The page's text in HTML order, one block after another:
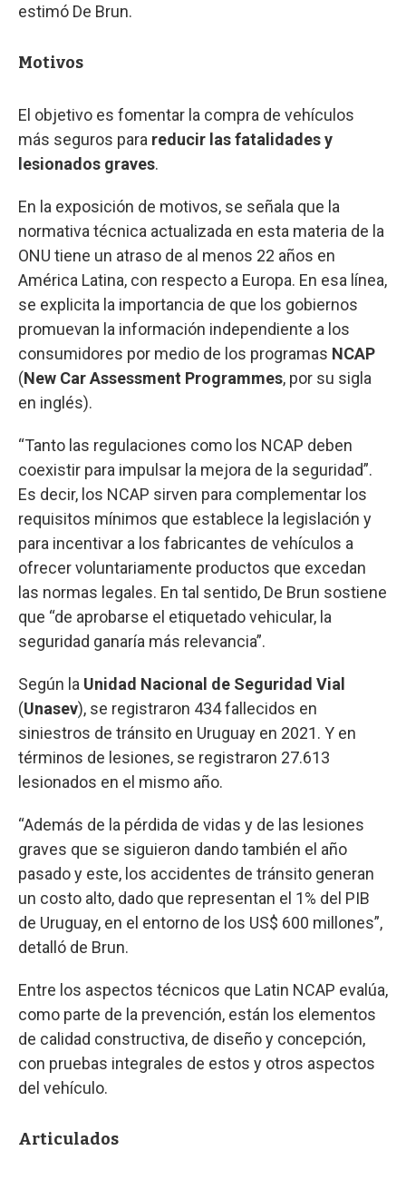
estimó De Brun.
Motivos
El objetivo es fomentar la compra de vehículos
más seguros para reducir las fatalidades y
lesionados graves.
En la exposición de motivos, se señala que la
normativa técnica actualizada en esta materia de la
ONU tiene un atraso de al menos 22 años en
América Latina, con respecto a Europa. En esa línea,
se explicita la importancia de que los gobiernos
promuevan la información independiente a los
consumidores por medio de los programas NCAP
(New Car Assessment Programmes, por su sigla
en inglés).
“Tanto las regulaciones como los NCAP deben
coexistir para impulsar la mejora de la seguridad”.
Es decir, los NCAP sirven para complementar los
requisitos mínimos que establece la legislación y
para incentivar a los fabricantes de vehículos a
ofrecer voluntariamente productos que excedan
las normas legales. En tal sentido, De Brun sostiene
que “de aprobarse el etiquetado vehicular, la
seguridad ganaría más relevancia”.
Según la Unidad Nacional de Seguridad Vial
(Unasev), se registraron 434 fallecidos en
siniestros de tránsito en Uruguay en 2021. Y en
términos de lesiones, se registraron 27.613
lesionados en el mismo año.
“Además de la pérdida de vidas y de las lesiones
graves que se siguieron dando también el año
pasado y este, los accidentes de tránsito generan
un costo alto, dado que representan el 1% del PIB
de Uruguay, en el entorno de los US$ 600 millones”,
detalló de Brun.
Entre los aspectos técnicos que Latin NCAP evalúa,
como parte de la prevención, están los elementos
de calidad constructiva, de diseño y concepción,
con pruebas integrales de estos y otros aspectos
del vehículo.
Articulados